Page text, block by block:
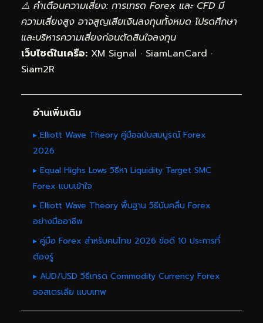
⚠️ คำเตือนความเสี่ยง: การเทรด Forex และ CFD มี
ความเสี่ยงสูง อาจสูญเสียเงินลงทุนทั้งหมด โปรดศึกษา
และบริหารความเสี่ยงก่อนตัดสินใจลงทุน
เว็บไซต์ในเครือ: XM Signal · SiamLanCard ·
Siam2R
อ่านเพิ่มเติม
▸ Elliott Wave Theory คู่มือฉบับสมบูรณ์ Forex
2026
▸ Equal Highs Lows วิธีหา Liquidity Target SMC
Forex แบบเข้าใจ
▸ Elliott Wave Theory พื้นฐาน วิธีนับคลื่น Forex
อย่างมืออาชีพ
▸ คู่มือ Forex สำหรับคนไทย 2026 ข้อดี 10 ประการที่
ต้องรู้
▸ AUD/USD วิธีเทรด Commodity Currency Forex
ออสเตรเลีย แบบเทพ